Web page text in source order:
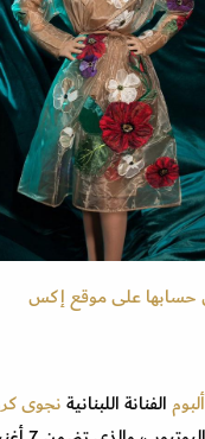
على موقع إكس
ألبومالفنانة اللبنانيةنجوى